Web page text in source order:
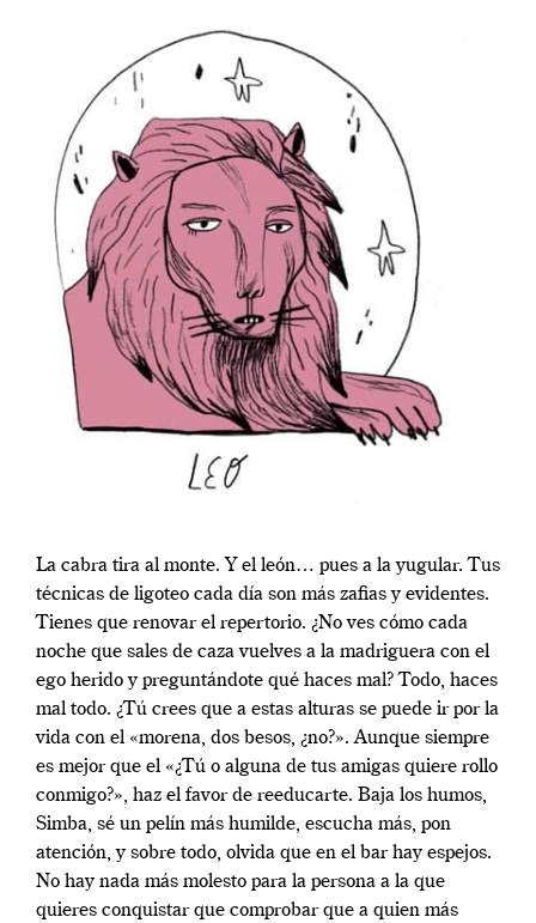
La cabra tira al monte. Y el león… pues a la yugular. Tus
técnicas de ligoteo cada día son más zafias y evidentes.
Tienes que renovar el repertorio. ¿No ves cómo cada
noche que sales de caza vuelves a la madriguera con el
ego herido y preguntándote qué haces mal? Todo, haces
mal todo. ¿Tú crees que a estas alturas se puede ir por la
vida con el «morena, dos besos, ¿no?». Aunque siempre
es mejor que el «¿Tú o alguna de tus amigas quiere rollo
conmigo?», haz el favor de reeducarte. Baja los humos,
Simba, sé un pelín más humilde, escucha más, pon
atención, y sobre todo, olvida que en el bar hay espejos.
No hay nada más molesto para la persona a la que
quieres conquistar que comprobar que a quien más